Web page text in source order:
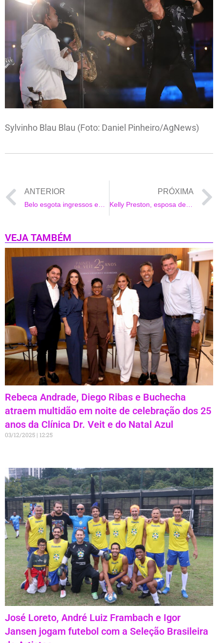
Sylvinho Blau Blau (Foto: Daniel Pinheiro/AgNews)
ANTERIOR
Belo esgota ingressos em show Drive-in
PRÓXIMA
Kelly Preston, esposa de John Travolta morreu de câncer de mama
VEJA TAMBÉM
Rebeca Andrade, Diego Ribas e Buchecha
atraem multidão em noite de celebração dos 25
anos da Clínica Dr. Veit e do Natal Azul
03/12/2025 12:25
José Loreto, André Luiz Frambach e Igor
Jansen jogam futebol com a Seleção Brasileira